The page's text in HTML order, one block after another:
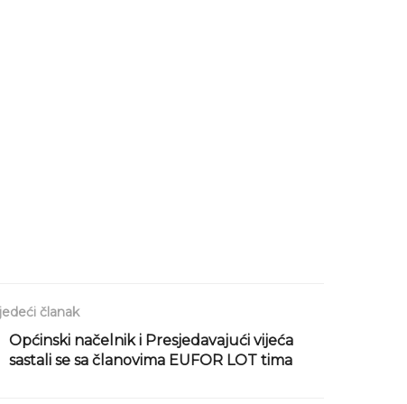
članak
Općinski načelnik i Presjedavajući vijeća
sastali se sa članovima EUFOR LOT tima